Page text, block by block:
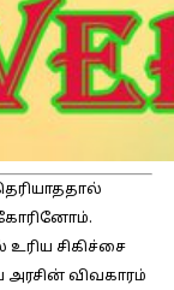
கோரினோம்.
சிகிச்சை
விவகாரம்